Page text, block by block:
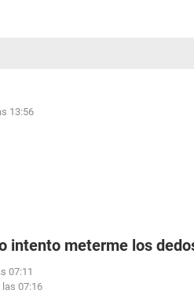
13:56
intento meterme los
07:11
las 07:16